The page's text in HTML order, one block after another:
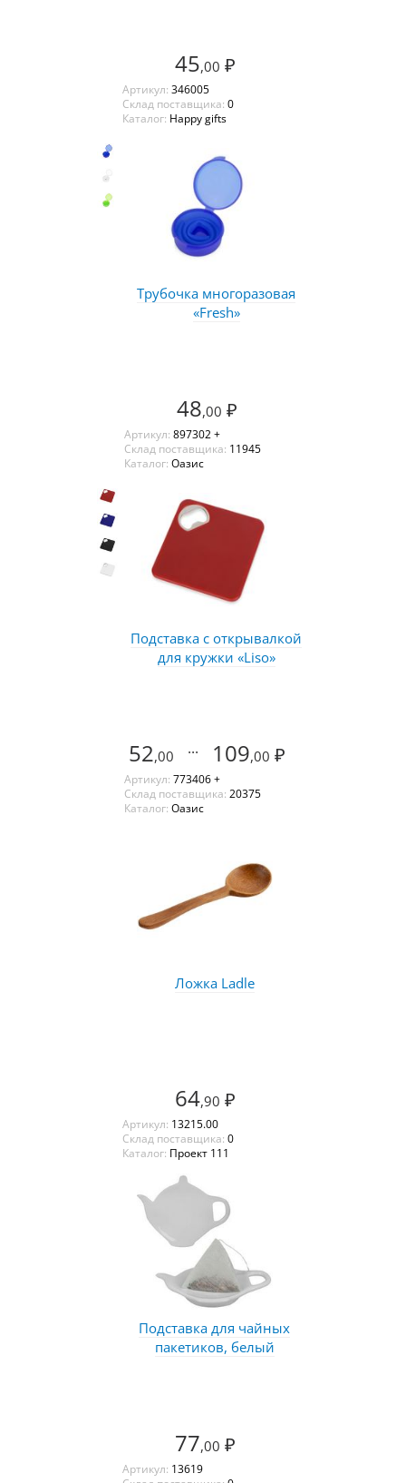
45,00 ₽
Артикул: 346005
Склад поставщика: 0
Каталог: Happy gifts
Трубочка многоразовая
«Fresh»
48,00 ₽
Артикул: 897302 +
Склад поставщика: 11945
Каталог: Оазис
Подставка с открывалкой
для кружки «Liso»
52,00 ... 109,00 ₽
Артикул: 773406 +
Склад поставщика: 20375
Каталог: Оазис
Ложка Ladle
64,90 ₽
Артикул: 13215.00
Склад поставщика: 0
Каталог: Проект 111
Подставка для чайных
пакетиков, белый
77,00 ₽
Артикул: 13619